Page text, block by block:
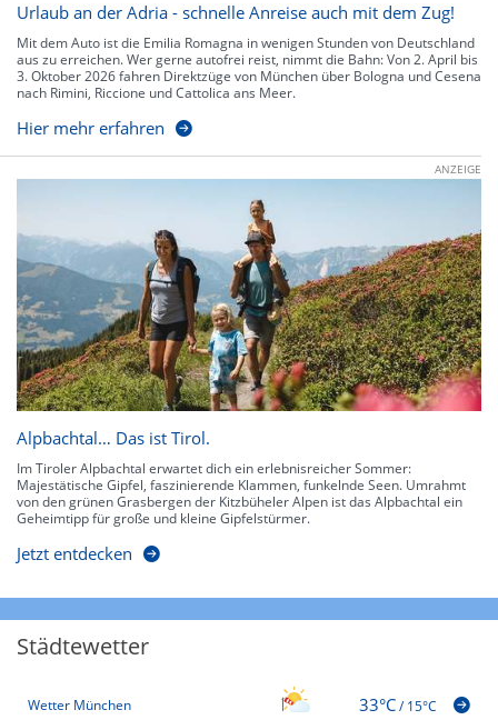
Urlaub an der Adria - schnelle Anreise auch mit dem Zug!
Mit dem Auto ist die Emilia Romagna in wenigen Stunden von Deutschland
aus zu erreichen. Wer gerne autofrei reist, nimmt die Bahn: Von 2. April bis
3. Oktober 2026 fahren Direktzüge von München über Bologna und Cesena
nach Rimini, Riccione und Cattolica ans Meer.
Hier mehr erfahren
ANZEIGE
Alpbachtal… Das ist Tirol.
Im Tiroler Alpbachtal erwartet dich ein erlebnisreicher Sommer:
Majestätische Gipfel, faszinierende Klammen, funkelnde Seen. Umrahmt
von den grünen Grasbergen der Kitzbüheler Alpen ist das Alpbachtal ein
Geheimtipp für große und kleine Gipfelstürmer.
Jetzt entdecken
Städtewetter
Wetter München 33°C/15°C